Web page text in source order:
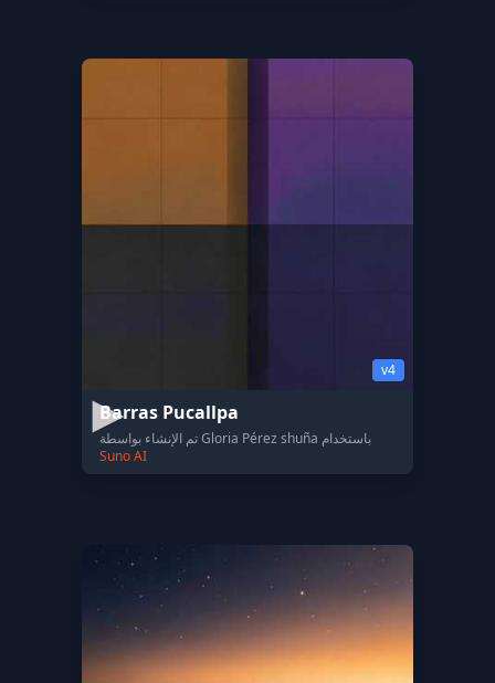
v4
Barras Pucallpa
تم الإنشاء بواسطة Gloria Pérez shuña باستخدام
Suno AI